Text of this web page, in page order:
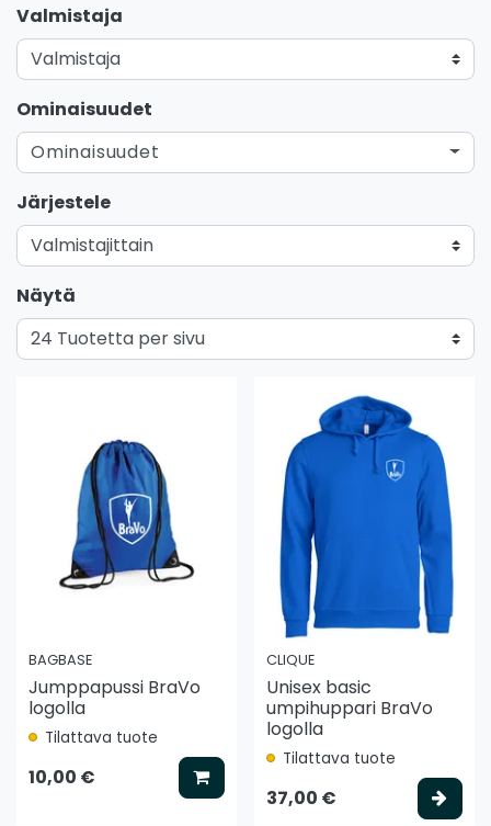
Valmistaja
Ominaisuudet
Ominaisuudet
Järjestele
Näytä
BAGBASE
Jumppapussi BraVo
logolla
Tilattava tuote
10,00 € Lisää koriin
CLIQUE
Unisex basic
umpihuppari BraVo
logolla
Tilattava tuote
37,00 €